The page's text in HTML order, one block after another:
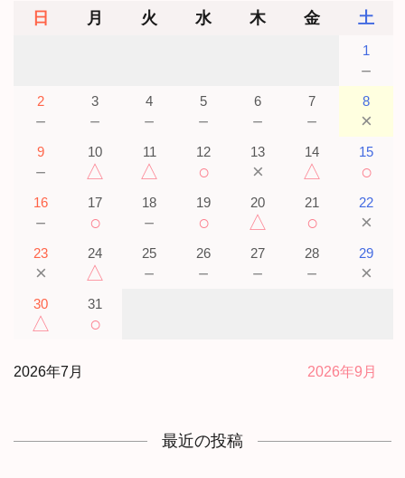
日 月 火 水 木 金 土
1
－
2
－
3
－
4
－
5
－
6
－
7
－
8
×
9
－
10
△
11
△
12
○
13
×
14
△
15
○
16
－
17
○
18
－
19
○
20
△
21
○
22
×
23
×
24
△
25
－
26
－
27
－
28
－
29
×
30
△
31
○
2026年7月 2026年9月
最近の投稿